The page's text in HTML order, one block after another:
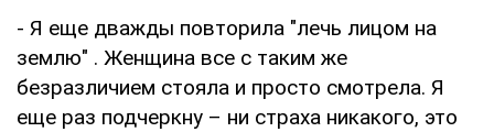
- Я еще дважды повторила "лечь лицом на
землю" . Женщина все с таким же
безразличием стояла и просто смотрела. Я
еще раз подчеркну – ни страха никакого, это